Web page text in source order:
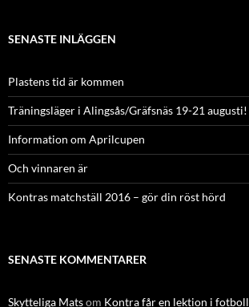
SENASTE INLÄGGEN
Plastens tid är kommen
Träningsläger i Alingsås/Gräfsnäs 19-21 augusti!
Information om Aprilcupen
Och vinnaren är
Kontras matchställ 2016 – gör din röst hörd
SENASTE KOMMENTARER
Skytteliga Matsom Kontra får en lektion i fotboll